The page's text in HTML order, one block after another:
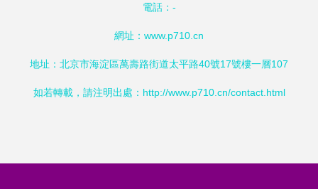
電話：-
網址： www.p710.cn
地址：北京市海淀區萬壽路街道太平路40號17號樓一層107
如若轉載，請注明出處：http://www.p710.cn/contact.html